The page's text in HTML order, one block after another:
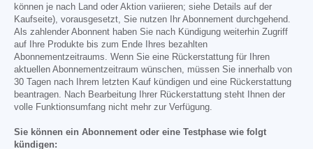
können je nach Land oder Aktion variieren; siehe Details auf der
Kaufseite), vorausgesetzt, Sie nutzen Ihr Abonnement durchgehend.
Als zahlender Abonnent haben Sie nach Kündigung weiterhin Zugriff
auf Ihre Produkte bis zum Ende Ihres bezahlten
Abonnementzeitraums. Wenn Sie eine Rückerstattung für Ihren
aktuellen Abonnementzeitraum wünschen, müssen Sie innerhalb von
30 Tagen nach Ihrem letzten Kauf kündigen und eine Rückerstattung
beantragen. Nach Bearbeitung Ihrer Rückerstattung steht Ihnen der
volle Funktionsumfang nicht mehr zur Verfügung.
Sie können ein Abonnement oder eine Testphase wie folgt
kündigen: